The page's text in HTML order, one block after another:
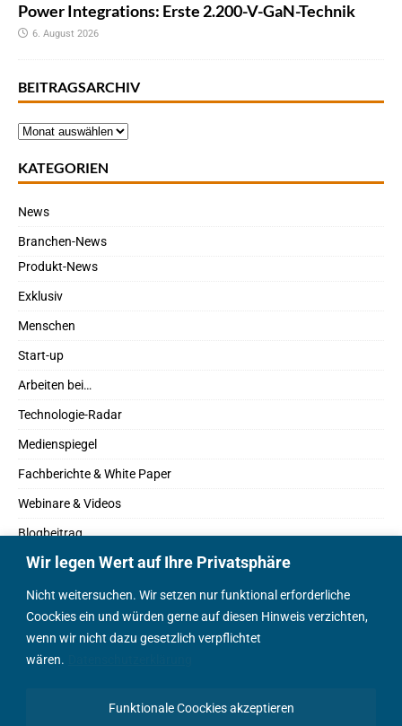
Wir legen Wert auf Ihre Privatsphäre
Nicht weitersuchen. Wir setzen nur funktional erforderliche
Coockies ein und würden gerne auf diesen Hinweis verzichten,
wenn wir nicht dazu gesetzlich verpflichtet
wären.
Funktionale Coockies akzeptieren
Power Integrations: Erste 2.200-V-GaN-Technik
6. August 2026
BEITRAGSARCHIV
KATEGORIEN
News
Branchen-News
Produkt-News
Exklusiv
Menschen
Start-up
Arbeiten bei…
Technologie-Radar
Medienspiegel
Fachberichte & White Paper
Webinare & Videos
Blogbeitrag
Fachbücher
Marktreport
Podcasts
Positionspapier
English Content